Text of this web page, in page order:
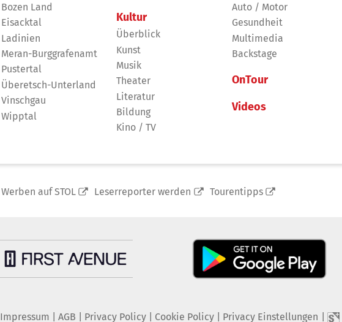
Bozen Land
Eisacktal
Ladinien
Meran-Burggrafenamt
Pustertal
Überetsch-Unterland
Vinschgau
Wipptal
Kultur
Überblick
Kunst
Musik
Theater
Literatur
Bildung
Kino / TV
Auto / Motor
Gesundheit
Multimedia
Backstage
OnTour
Videos
Werben auf STOL Leserreporter werden Tourentipps
Impressum AGB Privacy Policy| Cookie Policy| Privacy Einstellungen